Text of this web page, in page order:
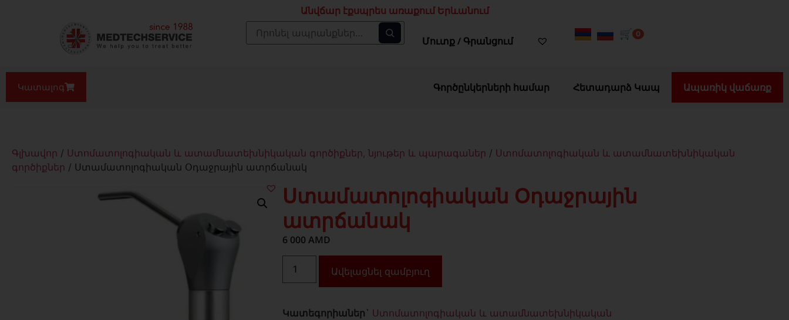
Անվճար էքսպրես առաքում Երևանում
Մուտք / Գրանցում
🛒 0
Կատալոգ Գործընկերների համար Հետադարձ Կապ Ապառիկ վաճառք
Գլխավոր / Ստոմատոլոգիական և ատամնատեխնիկական գործիքներ, նյութեր և պարագաներ / Ստոմատոլոգիական և ատամնատեխնիկական
գործիքներ / Ստամատոլոգիական Օդաջրային ատրճանակ
Ստամատոլոգիական Օդաջրային
ատրճանակ
6 000AMD
Ավելացնել զամբյուղ
Կատեգորիաներ` Ստոմատոլոգիական և ատամնատեխնիկական